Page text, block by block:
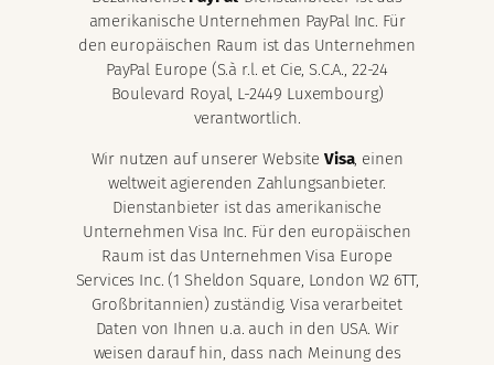
amerikanische Unternehmen PayPal Inc. Für
den europäischen Raum ist das Unternehmen
PayPal Europe (S.à r.l. et Cie, S.C.A., 22-24
Boulevard Royal, L-2449 Luxembourg)
verantwortlich.
Wir nutzen auf unserer Website Visa, einen
weltweit agierenden Zahlungsanbieter.
Dienstanbieter ist das amerikanische
Unternehmen Visa Inc. Für den europäischen
Raum ist das Unternehmen Visa Europe
Services Inc. (1 Sheldon Square, London W2 6TT,
Großbritannien) zuständig. Visa verarbeitet
Daten von Ihnen u.a. auch in den USA. Wir
weisen darauf hin, dass nach Meinung des